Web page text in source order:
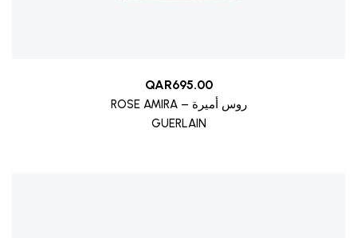
QAR695.00
ROSE AMIRA – روس أميرة
GUERLAIN